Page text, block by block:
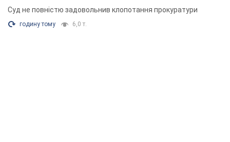
Суд не повністю задовольнив клопотання прокуратури
годину тому 6,0 т.